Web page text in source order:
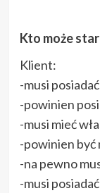
Kto może
Klient:
-musi
-powinien
-musi mieć
-powinien być
-na pewno
-musi